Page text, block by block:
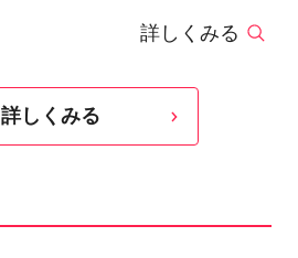
詳しくみる
詳しくみる